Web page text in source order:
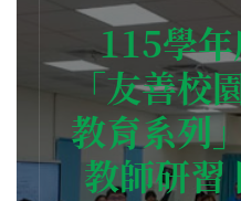
115學
「友善校
教育系列
教師研習